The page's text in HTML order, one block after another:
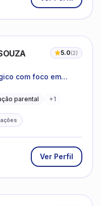
5.0(2)
com foco em
emocional e
parental +1
Ver Perfil